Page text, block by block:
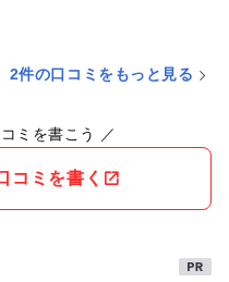
2件の口コミをもっと見る
ミを書こう ／
コミを書く